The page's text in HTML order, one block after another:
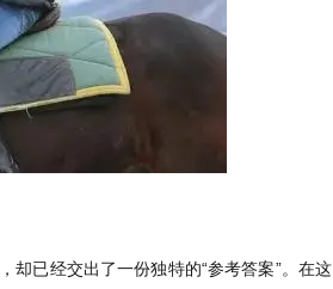
却已经交出了一份独特的“参考答案”。在这